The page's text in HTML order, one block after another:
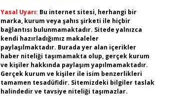
Yasal Uyarı: Bu internet sitesi, herhangi bir
marka, kurum veya şahıs şirketi ile hiçbir
bağlantısı bulunmamaktadır. Sitede yalnızca
kendi hazırladığımız makaleler
paylaşılmaktadır. Burada yer alan içerikler
haber niteliği taşımamakta olup, gerçek kurum
ve kişiler hakkında paylaşım yapılmamaktadır.
Gerçek kurum ve kişiler ile isim benzerlikleri
tamamen tesadüfidir. Sitemizdeki bilgiler taslak
halindedir ve tavsiye niteliği taşımazlar.